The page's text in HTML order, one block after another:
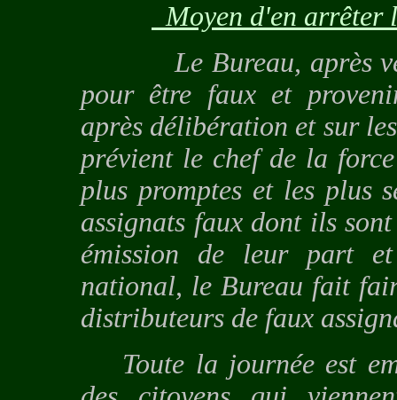
Moyen d'en arrêter
Le Bureau, après
pour être faux et
après délibération et sur
prévient le chef de la
plus promptes et les plus
assignats faux dont ils
émission de leur part
national, le Bureau fait
distributeurs de faux
Toute la journée est